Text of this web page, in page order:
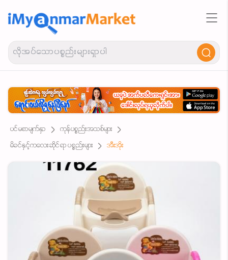
ပင်မစာမျက်နှာ
ကုန်ပစ္စည်းအသစ်များ
မိခင်နှင့်ကလေးဆိုင်ရာ ပစ္စည်းများ
အီးအိုး